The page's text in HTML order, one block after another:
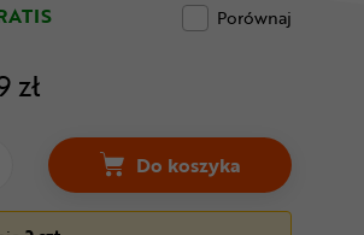
Porównaj
zł
Do koszyka
Rękawiczki krótkie